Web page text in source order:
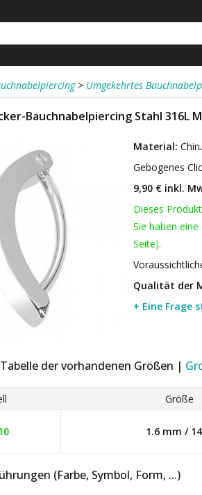
> Umgekehrtes
Bauchnabelpiercing Stahl 316L
Material:
Gebogenes
9,90 € inkl.
Dieses
Sie haben
Seite).
Qualität der
+ Eine Frage
der vorhandenen Größen |
Größe
1.6 mm /
(Farbe, Symbol, Form, ...)